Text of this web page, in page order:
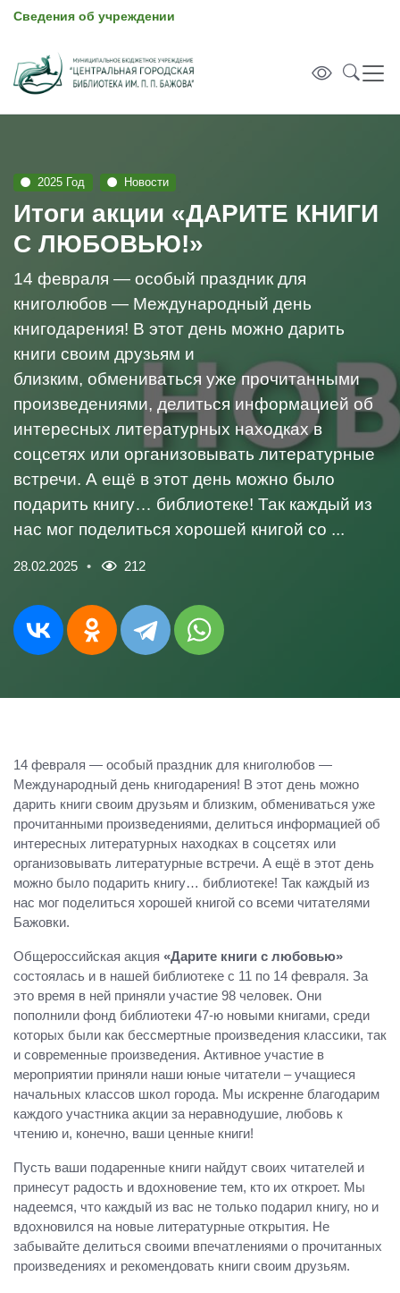
Сведения об учреждении
2025 Год Новости
Итоги акции «ДАРИТЕ КНИГИ
С ЛЮБОВЬЮ!»
14 февраля — особый праздник для
книголюбов — Международный день
книгодарения! В этот день можно дарить
книги своим друзьям и
близким, обмениваться уже прочитанными
произведениями, делиться информацией об
интересных литературных находках в
соцсетях или организовывать литературные
встречи. А ещё в этот день можно было
подарить книгу… библиотеке! Так каждый из
нас мог поделиться хорошей книгой со ...
28.02.2025 212
14 февраля — особый праздник для книголюбов —
Международный день книгодарения! В этот день можно
дарить книги своим друзьям и близким, обмениваться уже
прочитанными произведениями, делиться информацией об
интересных литературных находках в соцсетях или
организовывать литературные встречи. А ещё в этот день
можно было подарить книгу… библиотеке! Так каждый из
нас мог поделиться хорошей книгой со всеми читателями
Бажовки.
Общероссийская акция «Дарите книги с любовью»
состоялась и в нашей библиотеке с 11 по 14 февраля. За
это время в ней приняли участие 98 человек. Они
пополнили фонд библиотеки 47-ю новыми книгами, среди
которых были как бессмертные произведения классики, так
и современные произведения. Активное участие в
мероприятии приняли наши юные читатели – учащиеся
начальных классов школ города. Мы искренне благодарим
каждого участника акции за неравнодушие, любовь к
чтению и, конечно, ваши ценные книги!
Пусть ваши подаренные книги найдут своих читателей и
принесут радость и вдохновение тем, кто их откроет. Мы
надеемся, что каждый из вас не только подарил книгу, но и
вдохновился на новые литературные открытия. Не
забывайте делиться своими впечатлениями о прочитанных
произведениях и рекомендовать книги своим друзьям.